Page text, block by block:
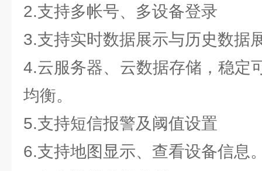
2.支持多帐号、多设备登录
3.支持实时数据展示与历史数据
4.云服务器、云数据存储，稳定
均衡。
5.支持短信报警及阈值设置
6.支持地图显示、查看设备信息